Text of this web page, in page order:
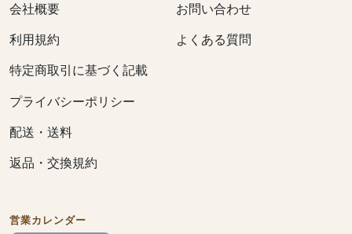
会社概要
利用規約
特定商取引に基づく記載
プライバシーポリシー
配送・送料
返品・交換規約
お問い合わせ
よくある質問
営業カレンダー